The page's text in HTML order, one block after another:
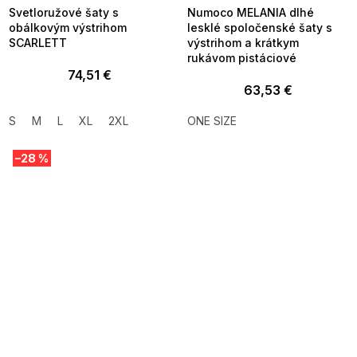
Svetloružové šaty s
obálkovým výstrihom
SCARLETT
74,51 €
S M L XL 2XL
Numoco MELANIA dlhé
lesklé spoločenské šaty s
výstrihom a krátkym
rukávom pistáciové
63,53 €
ONE SIZE
–28 %